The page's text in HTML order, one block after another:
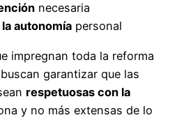
necesaria
autonomía personal
impregnan toda la reforma
garantizar que las
respetuosas con la
y no más extensas de lo